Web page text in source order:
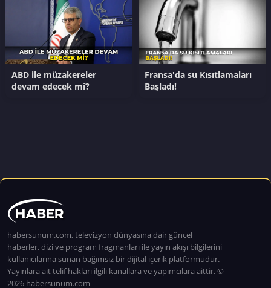
ABD ile müzakereler
devam edecek mi?
Fransa'da su Kısıtlamaları
Başladı!
habersunum.com, televizyon dünyasına dair güncel
haberler, dizi ve program fragmanları ile yayın akışı bilgilerini
kullanıcılarına sunan bağımsız bir dijital içerik platformudur.
Yayınlara ait telif hakları ilgili kanallara ve yapımcılara aittir. ©
2026 habersunum.com